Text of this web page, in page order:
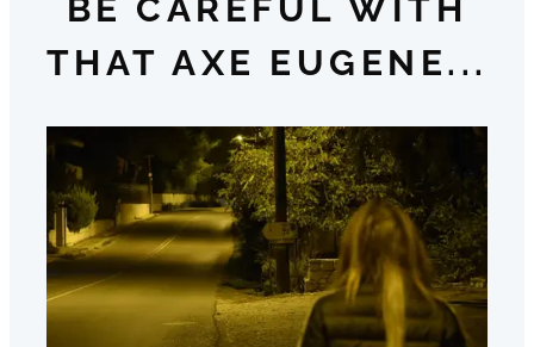
BE CAREFUL WITH
THAT AXE EUGENE...